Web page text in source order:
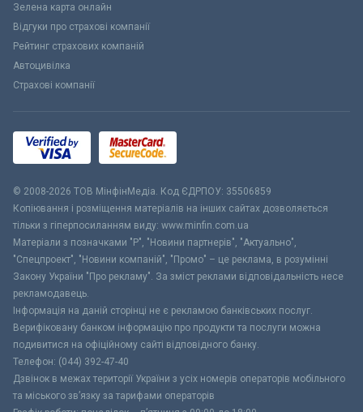
Зелена карта онлайн
Відгуки про страхові компанії
Рейтинг страхових компаній
Автоцивілка
Страхові компанії
© 2008-2026 ТОВ МiнфiнМедiа. Код ЄДРПОУ: 35506859
Копіювання і розміщення матеріалів на інших сайтах дозволяється
тільки з гіперпосиланням виду: www.minfin.com.ua
Матеріали з позначками "Р", "Новини партнерів", "Актуально",
"Спецпроект", "Новини компаній", "Промо" – це реклама, в розумінні
Закону України "Про рекламу". За зміст реклами відповідальність несе
рекламодавець.
Інформація на даній сторінці не є рекламою банківських послуг.
Верифіковану банком інформацію про продукти та послуги можна
подивитися на офіційному сайті відповідного банку.
Телефон: (044) 392-47-40
Дзвінок в межах території України з усіх номерів операторів мобільного
та міського зв’язку за тарифами операторів